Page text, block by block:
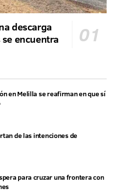
descarga
encuentra
en Melilla se reafirman en que sí
de las intenciones de
para cruzar una frontera con